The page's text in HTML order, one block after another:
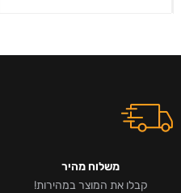
משלוח מהיר
קבלו את המוצר במהירות!